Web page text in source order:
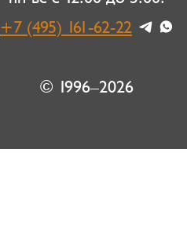
+7 (495) 161-62-22
© 1996–2026